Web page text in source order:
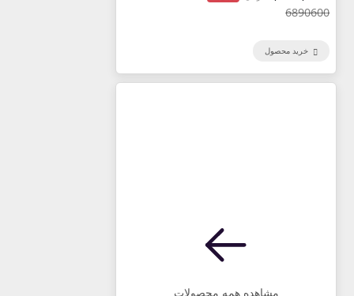
6890600
خرید محصول
مشاهده همه محصولات